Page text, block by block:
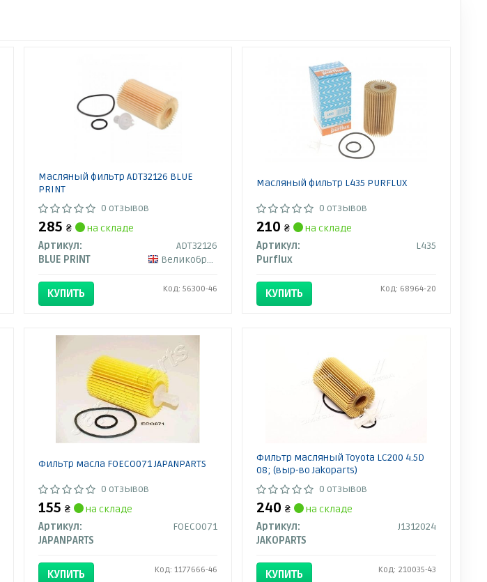
Масляный фильтр ADT32126 BLUE
PRINT
0 отзывов
285 ₴
на складе
Артикул:
ADT32126
BLUE PRINT
Великобритания
КУПИТЬ Код: 56300-46
Масляный фильтр L435 PURFLUX
0 отзывов
210₴
на складе
Артикул:
L435
Purflux
КУПИТЬ Код: 68964-20
Фильтр масла FOECO071 JAPANPARTS
0 отзывов
155 ₴
на складе
Артикул:
FOECO071
JAPANPARTS
КУПИТЬ Код: 1177666-46
Фильтр масляный Toyota LC200 4.5D
08; (выр-во Jakoparts)
0 отзывов
240₴
на складе
Артикул:
J1312024
JAKOPARTS
КУПИТЬ Код: 210035-43